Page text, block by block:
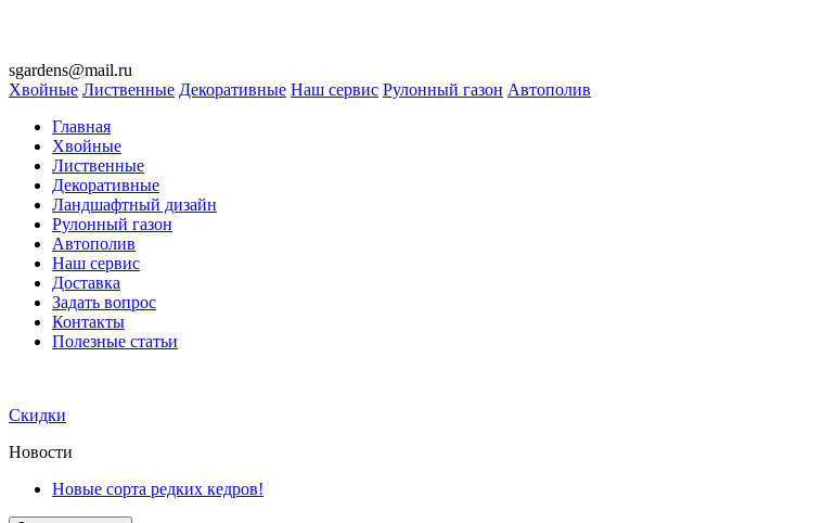
sgardens@mail.ru
Хвойные Лиственные Декоративные Наш сервис Рулонный газон Автополив
Главная
Хвойные
Лиственные
Декоративные
Ландшафтный дизайн
Рулонный газон
Автополив
Наш сервис
Доставка
Задать вопрос
Контакты
Полезные статьи
Скидки
Новости
Новые сорта редких кедров!